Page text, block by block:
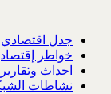
جدل اقتصادي
خواطر
احداث
نشاطات